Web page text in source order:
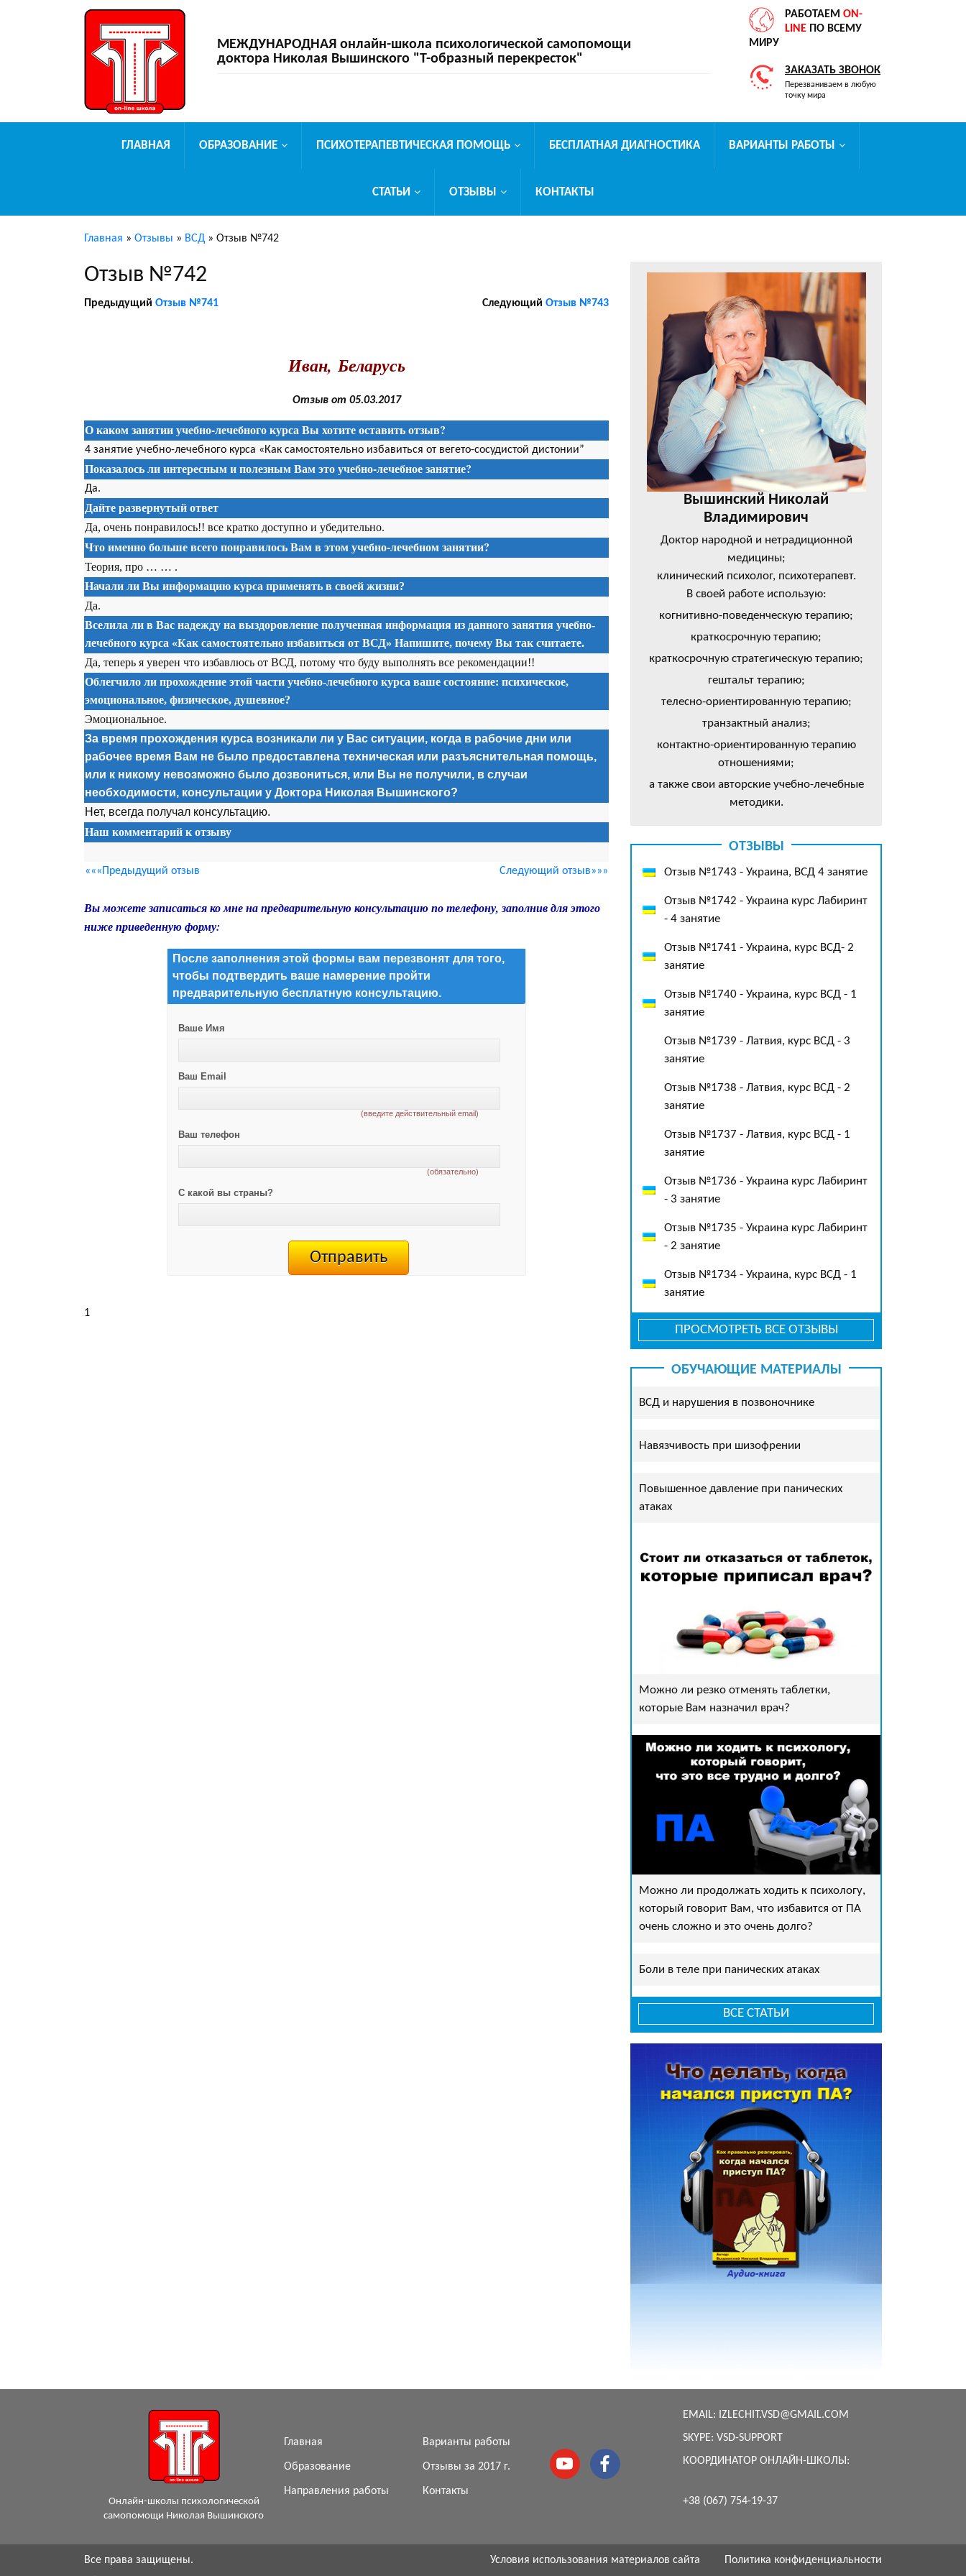
МЕЖДУНАРОДНАЯ онлайн-школа психологической самопомощи
доктора Николая Вышинского "Т-образный перекресток"
РАБОТАЕМ ON-
LINE ПО ВСЕМУ
МИРУ
ЗАКАЗАТЬ ЗВОНОК
Перезваниваем в любую
точку мира
ГЛАВНАЯ ОБРАЗОВАНИЕ ПСИХОТЕРАПЕВТИЧЕСКАЯ ПОМОЩЬ БЕСПЛАТНАЯ ДИАГНОСТИКА ВАРИАНТЫ РАБОТЫ
СТАТЬИ ОТЗЫВЫ КОНТАКТЫ
Главная » Отзывы » ВСД » Отзыв №742
Отзыв №742
Предыдущий Отзыв №741 Следующий Отзыв №743
Иван, Беларусь
Отзыв от 05.03.2017
О каком занятии учебно-лечебного курса Вы хотите оставить отзыв?
4 занятие учебно-лечебного курса «Как самостоятельно избавиться от вегето-сосудистой дистонии”
Показалось ли интересным и полезным Вам это учебно-лечебное занятие?
Да.
Дайте развернутый ответ
Да, очень понравилось!! все кратко доступно и убедительно.
Что именно больше всего понравилось Вам в этом учебно-лечебном занятии?
Теория, про … … .
Начали ли Вы информацию курса применять в своей жизни?
Да.
Вселила ли в Вас надежду на выздоровление полученная информация из данного занятия учебно-
лечебного курса «Как самостоятельно избавиться от ВСД» Напишите, почему Вы так считаете.
Да, теперь я уверен что избавлюсь от ВСД, потому что буду выполнять все рекомендации!!
Облегчило ли прохождение этой части учебно-лечебного курса ваше состояние: психическое,
эмоциональное, физическое, душевное?
Эмоциональное.
За время прохождения курса возникали ли у Вас ситуации, когда в рабочие дни или
рабочее время Вам не было предоставлена техническая или разъяснительная помощь,
или к никому невозможно было дозвониться, или Вы не получили, в случаи
необходимости, консультации у Доктора Николая Вышинского?
Нет, всегда получал консультацию.
Наш комментарий к отзыву
«««Предыдущий отзыв Следующий отзыв»»»
Вы можете записаться ко мне на предварительную консультацию по телефону, заполнив для этого
ниже приведенную форму:
После заполнения этой формы вам перезвонят для того,
чтобы подтвердить ваше намерение пройти
предварительную бесплатную консультацию.
Ваше Имя
Ваш Email
(введите действительный email)
Ваш телефон
(обязательно)
С какой вы страны?
1
Вышинский Николай
Владимирович
Доктор народной и нетрадиционной
медицины;
клинический психолог, психотерапевт.
В своей работе использую:
когнитивно-поведенческую терапию;
краткосрочную терапию;
краткосрочную стратегическую терапию;
гештальт терапию;
телесно-ориентированную терапию;
транзактный анализ;
контактно-ориентированную терапию
отношениями;
а также свои авторские учебно-лечебные
методики.
ОТЗЫВЫ
Отзыв №1743 - Украина, ВСД 4 занятие
Отзыв №1742 - Украина курс Лабиринт
- 4 занятие
Отзыв №1741 - Украина, курс ВСД- 2
занятие
Отзыв №1740 - Украина, курс ВСД - 1
занятие
Отзыв №1739 - Латвия, курс ВСД - 3
занятие
Отзыв №1738 - Латвия, курс ВСД - 2
занятие
Отзыв №1737 - Латвия, курс ВСД - 1
занятие
Отзыв №1736 - Украина курс Лабиринт
- 3 занятие
Отзыв №1735 - Украина курс Лабиринт
- 2 занятие
Отзыв №1734 - Украина, курс ВСД - 1
занятие
ПРОСМОТРЕТЬ ВСЕ ОТЗЫВЫ
ОБУЧАЮЩИЕ МАТЕРИАЛЫ
ВСД и нарушения в позвоночнике
Навязчивость при шизофрении
Повышенное давление при панических
атаках
Можно ли резко отменять таблетки,
которые Вам назначил врач?
Можно ли продолжать ходить к психологу,
который говорит Вам, что избавится от ПА
очень сложно и это очень долго?
Боли в теле при панических атаках
ВСЕ СТАТЬИ
Онлайн-школы психологической
самопомощи Николая Вышинского
Главная
Образование
Направления работы
Варианты работы
Отзывы за 2017 г.
Контакты
EMAIL: IZLECHIT.VSD@GMAIL.COM
SKYPE: VSD-SUPPORT
КООРДИНАТОР ОНЛАЙН-ШКОЛЫ:
+38 (067) 754-19-37
Все права защищены. Условия использования материалов сайта Политика конфиденциальности